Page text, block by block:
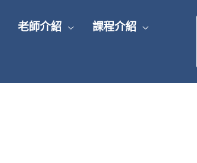
老師介紹 課程介紹